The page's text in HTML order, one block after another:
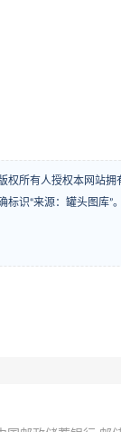
权所有人授权本网站
识“来源：罐头图库”